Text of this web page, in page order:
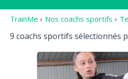
TrainMe › Nos coachs sportifs ›
9 coachs sportifs sélectionnés